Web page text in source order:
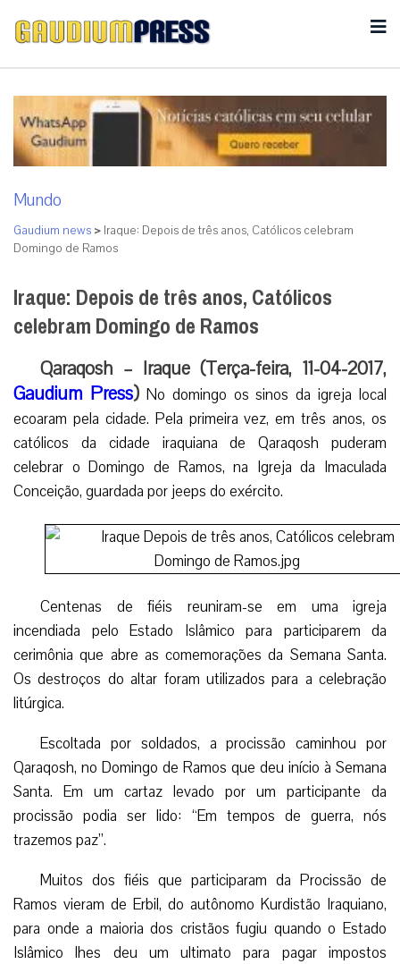
Mundo
Gaudium news > Iraque: Depois de três anos, Católicos celebram
Domingo de Ramos
Iraque: Depois de três anos, Católicos
celebram Domingo de Ramos
Qaraqosh – Iraque (Terça-feira, 11-04-2017,
Gaudium Press)No domingo os sinos da igreja local
ecoaram pela cidade. Pela primeira vez, em três anos, os
católicos da cidade iraquiana de Qaraqosh puderam
celebrar o Domingo de Ramos, na Igreja da Imaculada
Conceição, guardada por jeeps do exército.
Centenas de fiéis reuniram-se em uma igreja
incendiada pelo Estado Islâmico para participarem da
cerimônia que abre as comemorações da Semana Santa.
Os destroços do altar foram utilizados para a celebração
litúrgica.
Escoltada por soldados, a procissão caminhou por
Qaraqosh, no Domingo de Ramos que deu início à Semana
Santa. Em um cartaz levado por um participante da
procissão podia ser lido: “Em tempos de guerra, nós
trazemos paz”.
Muitos dos fiéis que participaram da Procissão de
Ramos vieram de Erbil, do autônomo Kurdistão Iraquiano,
para onde a maioria dos cristãos fugiu quando o Estado
Islâmico lhes deu um ultimato para pagar impostos